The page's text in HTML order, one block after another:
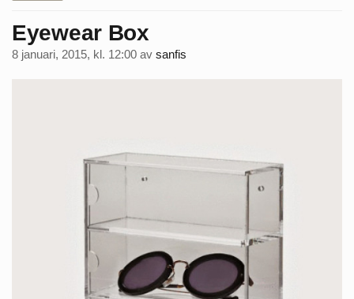
Eyewear Box
8 januari, 2015, kl. 12:00 av sanfis